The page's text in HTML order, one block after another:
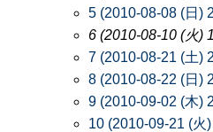
5 (2010-08-08 (日)
6 (2010-08-10 (火)
7 (2010-08-21 (土)
8 (2010-08-22 (日)
9 (2010-09-02 (木)
10 (2010-09-21 (火